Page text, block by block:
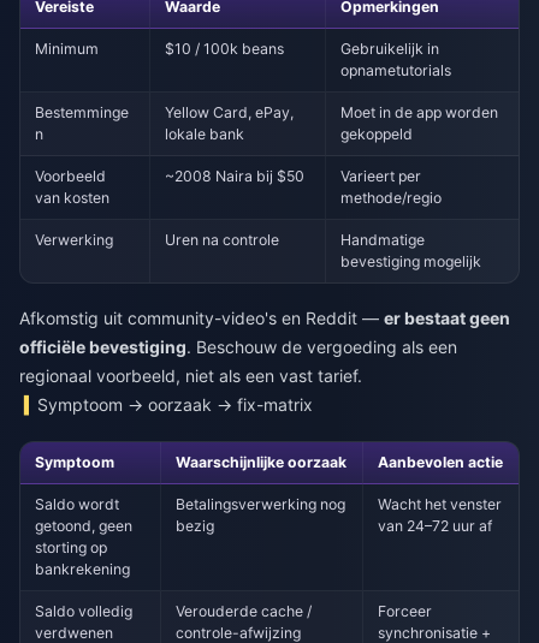
Vereiste Waarde Opmerkingen
Minimum $10 / 100k beans
Gebruikelijk in
opnametutorials
Bestemminge
n
Yellow Card, ePay,
lokale bank
Moet in de app worden
gekoppeld
Voorbeeld
van kosten
~2008 Naira bij $50
Varieert per
methode/regio
Verwerking Uren na controle
Handmatige
bevestiging mogelijk
Afkomstig uit community-video's en Reddit — er bestaat geen
officiële bevestiging. Beschouw de vergoeding als een
regionaal voorbeeld, niet als een vast tarief.
Symptoom → oorzaak → fix-matrix
Symptoom Waarschijnlijke oorzaak Aanbevolen actie
Saldo wordt
getoond, geen
storting op
bankrekening
Betalingsverwerking nog
bezig
Wacht het venster
van 24–72 uur af
Saldo volledig
verdwenen
Verouderde cache /
controle-afwijzing
Forceer
synchronisatie +